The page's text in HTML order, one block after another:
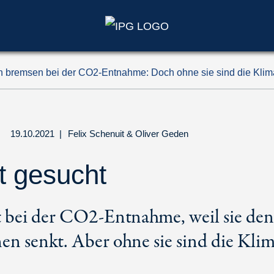
bremsen bei der CO2-Entnahme: Doch ohne sie sind die
19.10.2021 | Felix Schenuit & Oliver Geden
gesucht
der CO2-Entnahme, weil sie
senkt. Aber ohne sie sind die